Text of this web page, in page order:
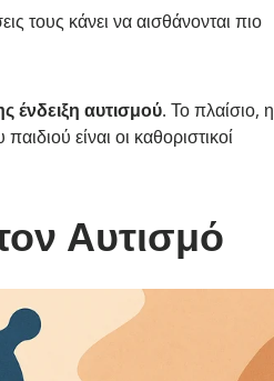
τους κάνει να αισθάνονται πιο
ένδειξη αυτισμού. Το πλαίσιο, η
είναι οι καθοριστικοί
Αυτισμό